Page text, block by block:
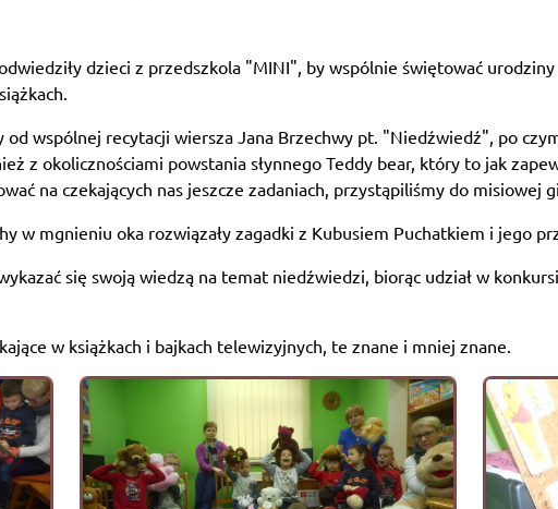
dzieci z przedszkola "MINI", by wspólnie świętować
od wspólnej recytacji wiersza Jana Brzechwy pt. "Niedźwiedź", po
z okolicznościami powstania słynnego Teddy bear, który to jak
na czekających nas jeszcze zadaniach, przystąpiliśmy do misiowej
w mgnieniu oka rozwiązały zagadki z Kubusiem Puchatkiem i jego
się swoją wiedzą na temat niedźwiedzi, biorąc udział w
w książkach i bajkach telewizyjnych, te znane i mniej znane.